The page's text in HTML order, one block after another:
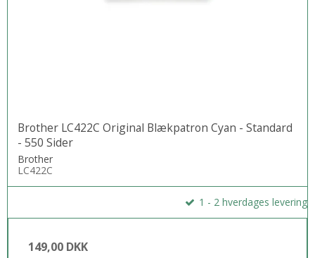
Brother LC422C Original Blækpatron Cyan - Standard
- 550 Sider
Brother
LC422C
1 - 2 hverdages levering
149,00 DKK